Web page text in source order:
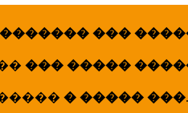
���
��� �����
� ����� ���.